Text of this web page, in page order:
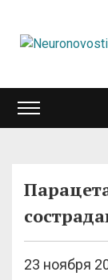
23 ноября